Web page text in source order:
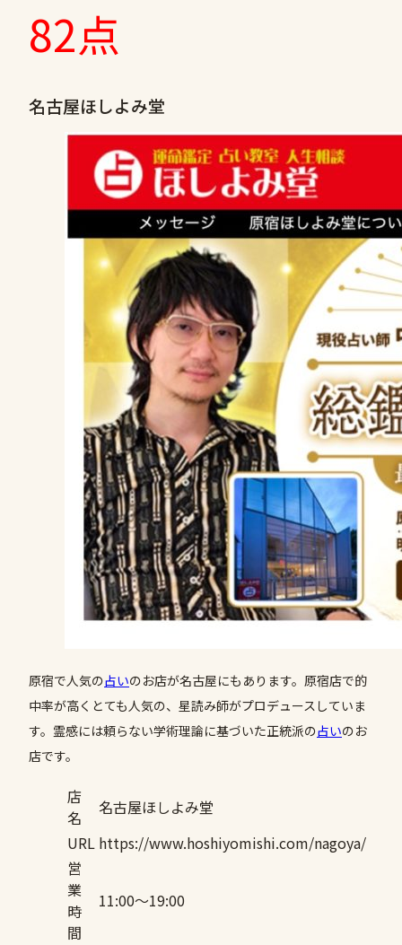
82点
名古屋ほしよみ堂
原宿で人気の占いのお店が名古屋にもあります。原宿店で的
中率が高くとても人気の、星読み師がプロデュースしていま
す。霊感には頼らない学術理論に基づいた正統派の占いのお
店です。
店
名
名古屋ほしよみ堂
URL https://www.hoshiyomishi.com/nagoya/
営
業
時
間
11:00〜19:00